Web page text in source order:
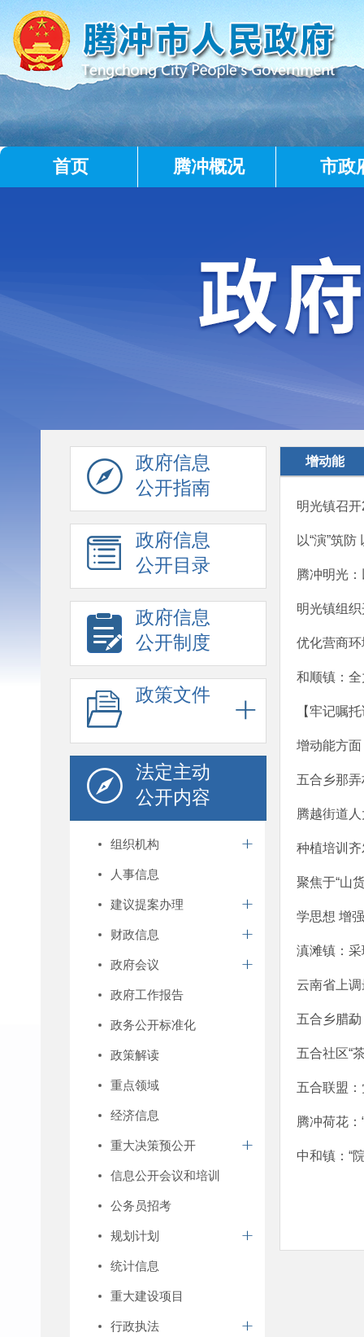
首页 腾冲概况 市政
政府信息
公开指南
政府信息
公开目录
政府信息
公开制度
政策文件
法定主动
公开内容
组织机构
人事信息
建议提案办理
财政信息
政府会议
政府工作报告
政务公开标准化
政策解读
重点领域
经济信息
重大决策预公开
信息公开会议和培训
公务员招考
规划计划
统计信息
重大建设项目
行政执法
增动能
明光镇召
以“演”筑
腾冲明光：
明光镇组
优化营商
和顺镇：
【牢记嘱
增动能方面
五合乡那
腾越街道
种植培训
聚焦于“山
学思想 增
滇滩镇：采
云南省上
五合乡腊
五合社区“
五合联盟
腾冲荷花
中和镇：“